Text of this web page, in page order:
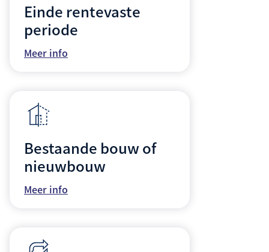
Einde rentevaste
periode
Meer info
Bestaande bouw of
nieuwbouw
Meer info